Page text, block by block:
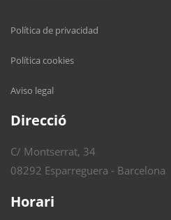
Política de privacidad
Política cookies
Aviso legal
Direcció
C/ Montserrat, 34
08292 Esparreguera - Barcelona
Horari